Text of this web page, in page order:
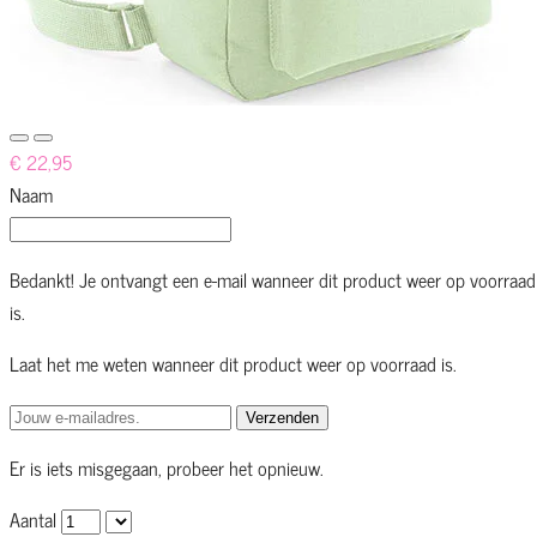
€ 22,95
Naam
Bedankt! Je ontvangt een e-mail wanneer dit product weer op voorraad
is.
Laat het me weten wanneer dit product weer op voorraad is.
Verzenden
Er is iets misgegaan, probeer het opnieuw.
Aantal